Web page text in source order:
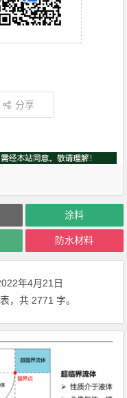
分享
涂料
防水材料
年4月21日
，共 2771 字。